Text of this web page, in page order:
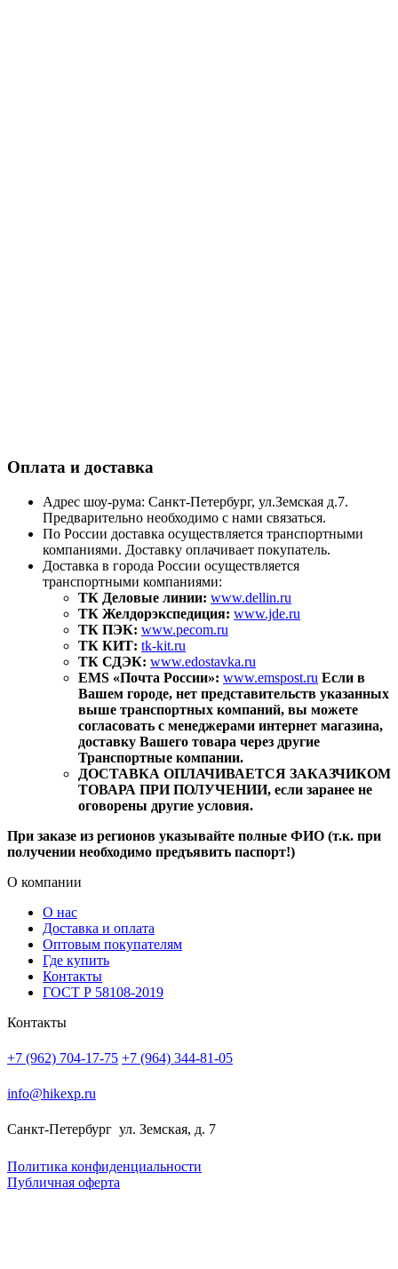
Оплата и доставка
Адрес шоу-рума: Санкт-Петербург, ул.Земская д.7.
Предварительно необходимо с нами связаться.
По России доставка осуществляется транспортными
компаниями. Доставку оплачивает покупатель.
Доставка в города России осуществляется
транспортными компаниями:
ТК Деловые линии: www.dellin.ru
ТК Желдорэкспедиция: www.jde.ru
ТК ПЭК: www.pecom.ru
ТК КИТ: tk-kit.ru
ТК СДЭК: www.edostavka.ru
EMS «Почта России»: www.emspost.ru Если в
Вашем городе, нет представительств указанных
выше транспортных компаний, вы можете
согласовать с менеджерами интернет магазина,
доставку Вашего товара через другие
Транспортные компании.
ДОСТАВКА ОПЛАЧИВАЕТСЯ ЗАКАЗЧИКОМ
ТОВАРА ПРИ ПОЛУЧЕНИИ, если заранее не
оговорены другие условия.
При заказе из регионов указывайте полные ФИО (т.к. при
получении необходимо предъявить паспорт!)
О компании
О нас
Доставка и оплата
Оптовым покупателям
Где купить
Контакты
ГОСТ Р 58108-2019
Контакты
+7 (962) 704-17-75 +7 (964) 344-81-05
info@hikexp.ru
Санкт-Петербург ул. Земская, д. 7
Политика конфиденциальности
Публичная оферта